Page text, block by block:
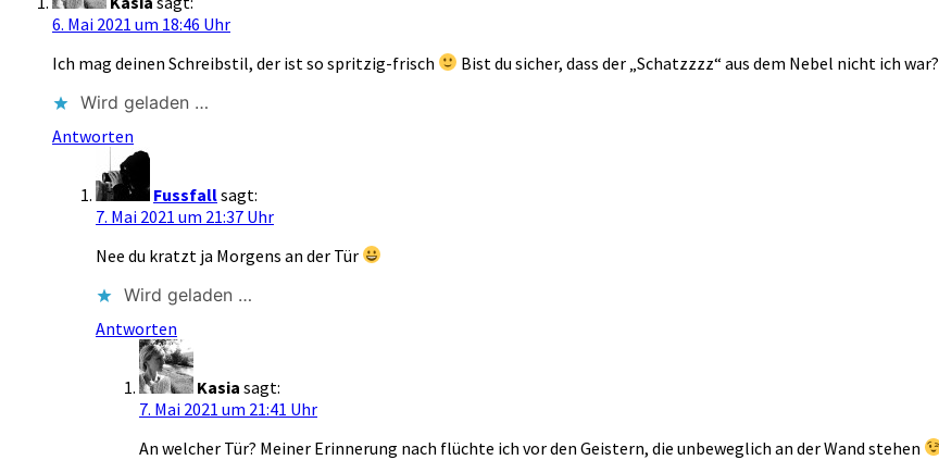
6. Mai 2021 um 18:46 Uhr
Ich mag deinen Schreibstil, der ist so spritzig-frisch
Bist du sicher, dass der „Schatzzzz“ aus dem Nebel nicht ich war?
Wird geladen …
Antworten
Fussfallsagt:
7. Mai 2021 um 21:37 Uhr
Nee du kratzt ja Morgens an der Tür
Wird geladen …
Antworten
Kasia sagt:
7. Mai 2021 um 21:41 Uhr
An welcher Tür? Meiner Erinnerung nach flüchte ich vor den Geistern, die unbeweglich an der Wand stehen